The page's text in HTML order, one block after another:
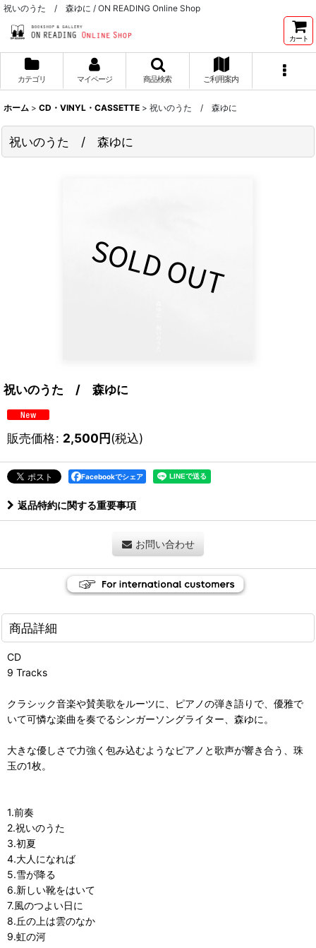
祝いのうた / 森ゆに / ON READING Online Shop
カート
カテゴリ マイページ 商品検索 ご利用案内
ホーム > CD・VINYL・CASSETTE > 祝いのうた / 森ゆに
祝いのうた / 森ゆに
祝いのうた / 森ゆに
販売価格: 2,500円(税込)
Facebookでシェア
返品特約に関する重要事項
お問い合わせ
商品詳細
CD
9 Tracks
クラシック音楽や賛美歌をルーツに、ピアノの弾き語りで、優雅で
いて可憐な楽曲を奏でるシンガーソングライター、森ゆに。
大きな優しさで力強く包み込むようなピアノと歌声が響き合う、珠
玉の1枚。
1.前奏
2.祝いのうた
3.初夏
4.大人になれば
5.雪が降る
6.新しい靴をはいて
7.風のつよい日に
8.丘の上は雲のなか
9.虹の河